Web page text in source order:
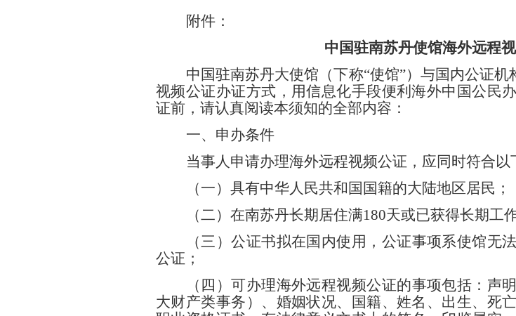
附件：
中国驻南苏丹使馆海外远程
中国驻南苏丹大使馆（下称“使馆”）与国内公证
视频公证办证方式，用信息化手段便利海外中国公民
证前，请认真阅读本须知的全部内容：
一、申办条件
当事人申请办理海外远程视频公证，应同时符合以
（一）具有中华人民共和国国籍的大陆地区居民；
（二）在南苏丹长期居住满180天或已获得长期工
（三）公证书拟在国内使用，公证事项系使馆无
公证；
（四）可办理海外远程视频公证的事项包括：声
大财产类事务）、婚姻状况、国籍、姓名、出生、死